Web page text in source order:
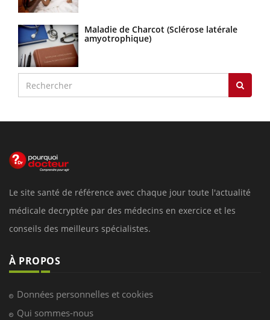
Maladie de Charcot (Sclérose latérale
amyotrophique)
Le site santé de référence avec chaque jour toute l'actualité
médicale decryptée par des médecins en exercice et les
conseils des meilleurs spécialistes.
À PROPOS
Données personnelles et cookies
Qui sommes-nous